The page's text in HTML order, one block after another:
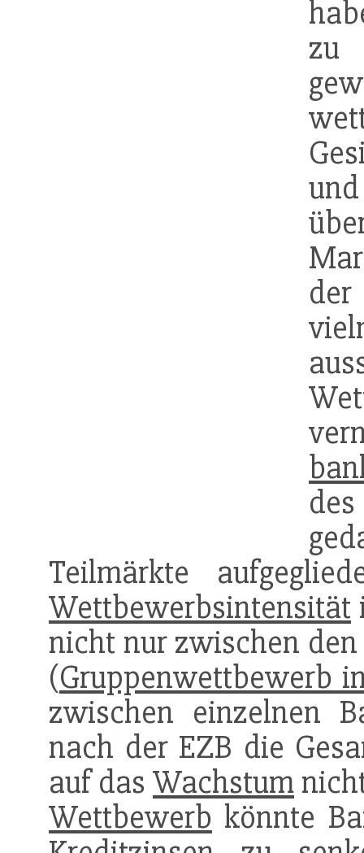
der
Teilmärkte
Wettbewerbsintensität
nicht nur zwischen
(Gruppenwettbewerb
zwischen einzelnen
nach der EZB die
auf das Wachstum
Wettbewerb könnte